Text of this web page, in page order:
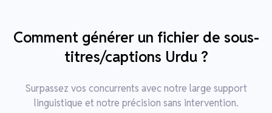
Comment générer un fichier de sous-
titres/captions Urdu ?
Surpassez vos concurrents avec notre large support
linguistique et notre précision sans intervention.